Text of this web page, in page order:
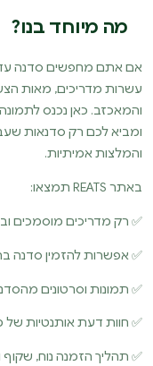
מה מיוחד בנו?
אם אתם מחפשים סדנה עד
עשרות מדריכים, מאות
והמאכזב. כאן נכנס
ומביא לכם רק סדנאות
והמלצות אמיתיות.
באתר REATS תמצאו:
✅ רק מדריכים מוסמכים
✅ אפשרות להזמין סדנה
✅ תמונות וסרטונים
✅ חוות דעת אותנטיות
✅ תהליך הזמנה נוח, שקוף